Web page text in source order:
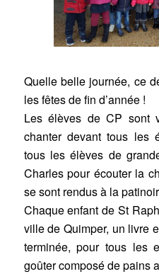
Quelle belle journée, ce
les fêtes de fin d’année !
Les élèves de CP sont
chanter devant tous les
tous les élèves de
Charles pour écouter la
se sont rendus à la
Chaque enfant de St
ville de Quimper, un livre
terminée, pour tous les
goûter composé de pains